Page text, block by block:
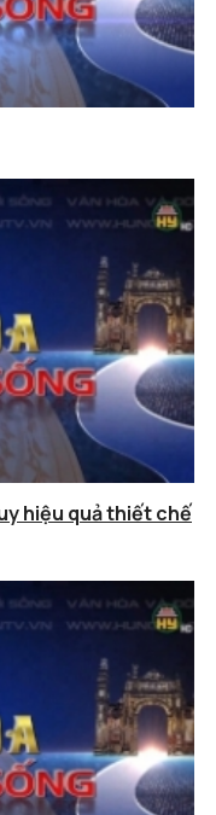
hiệu quả thiết chế